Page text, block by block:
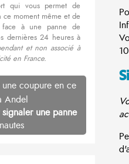
qui vous permet de
moment même et de
face à une panne de
dernières 24 heures à
et non associé à
en France.
coupure en ce
Andel
une panne